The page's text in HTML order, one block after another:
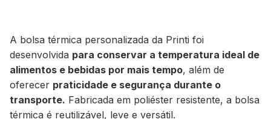
A bolsa térmica personalizada da Printi foi
desenvolvida para conservar a temperatura ideal de
alimentos e bebidas por mais tempo, além de
oferecer praticidade e segurança durante o
transporte. Fabricada em poliéster resistente, a bolsa
térmica é reutilizável, leve e versátil.